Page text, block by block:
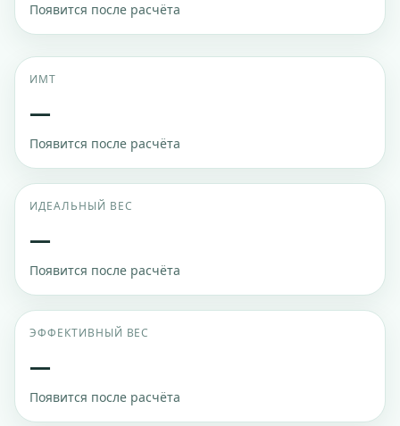
Появится после расчёта
ИМТ
—
Появится после расчёта
ИДЕАЛЬНЫЙ ВЕС
—
Появится после расчёта
ЭФФЕКТИВНЫЙ ВЕС
—
Появится после расчёта